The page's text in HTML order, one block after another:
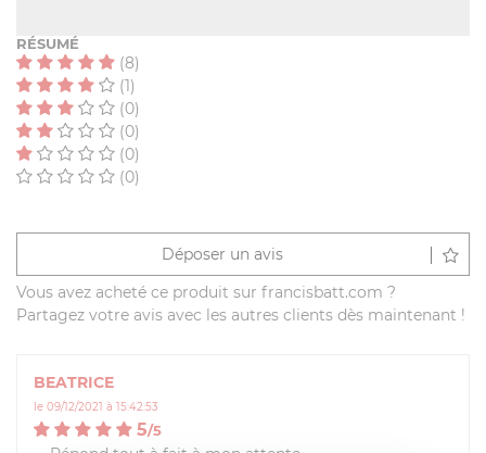
RÉSUMÉ
(8)
(1)
(0)
(0)
(0)
(0)
Déposer un avis
Vous avez acheté ce produit sur francisbatt.com ?
Partagez votre avis avec les autres clients dès maintenant !
BEATRICE
le 09/12/2021 à 15:42:53
5/5